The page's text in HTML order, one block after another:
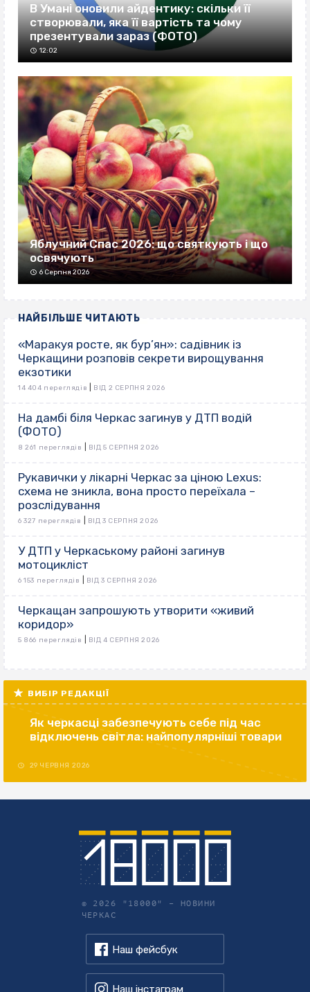
В Умані оновили айдентику: скільки її
створювали, яка її вартість та чому
презентували зараз (ФОТО)
12:02
Яблучний Спас 2026: що святкують і що
освячують
6 Серпня 2026
НАЙБІЛЬШЕ ЧИТАЮТЬ
«Маракуя росте, як бур’ян»: садівник із
Черкащини розповів секрети вирощування
екзотики
14 404 переглядів ВІД 2 СЕРПНЯ 2026
На дамбі біля Черкас загинув у ДТП водій
(ФОТО)
8 261 переглядів ВІД 5 СЕРПНЯ 2026
Рукавички у лікарні Черкас за ціною Lexus:
схема не зникла, вона просто переїхала –
розслідування
6 327 переглядів ВІД 3 СЕРПНЯ 2026
У ДТП у Черкаському районі загинув
мотоцикліст
6 153 переглядів ВІД 3 СЕРПНЯ 2026
Черкащан запрошують утворити «живий
коридор»
5 866 переглядів ВІД 4 СЕРПНЯ 2026
ВИБІР РЕДАКЦІЇ
Як черкасці забезпечують себе під час
відключень світла: найпопулярніші товари
29 ЧЕРВНЯ 2026
© 2026 "18000" – НОВИНИ
ЧЕРКАС
Наш фейсбук
Наш інстаграм